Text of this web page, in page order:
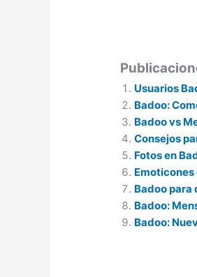
Usuarios
Badoo:
Badoo vs
Consejos
Fotos en
Emoticones
Badoo
Badoo:
Badoo: